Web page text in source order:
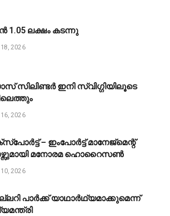
₹1.05 ലക്ഷം കടന്നു
18, 2026
സിലിണ്ടർ ഇനി സ്വിഗ്ഗിയിലൂടെ
16, 2026
– ഇംപോർട്ട് മാനേജ്മെന്റ്
മനോരമ ഹൊറൈസൺ
10, 2026
പാർക്ക് യാഥാർഥ്യമാക്കുമെന്ന്